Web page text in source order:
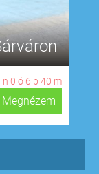
n 0 ó 6 p 39 m
Megnézem